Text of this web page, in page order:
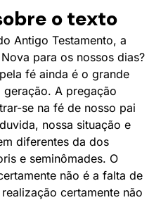
o texto
Antigo Testamento, a
para os nossos dias?
fé ainda é o grande
geração. A pregação
se na fé de nosso pai
nossa situação e
diferentes da dos
e seminômades. O
não é a falta de
certamente não